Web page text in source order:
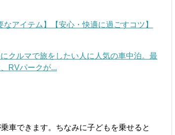
アイテム】【安心・快適に過ごすコツ】
クルマで旅をしたい人に人気の車中泊。最
RVパークが...
車できます。ちなみに子どもを乗せると